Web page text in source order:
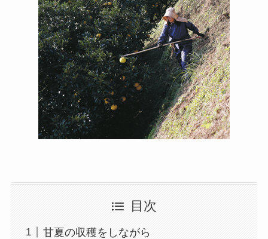
目次
甘夏の収穫をしながら